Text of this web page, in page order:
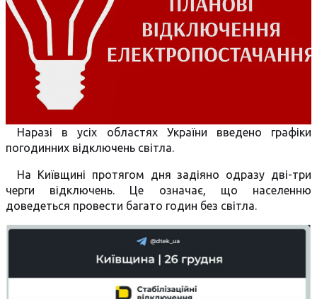
Наразі в усіх областях України введено графіки
погодинних відключень світла.
На Київщині протягом дня задіяно одразу дві-три
черги відключень. Це означає, що населенню
доведеться провести багато годин без світла.